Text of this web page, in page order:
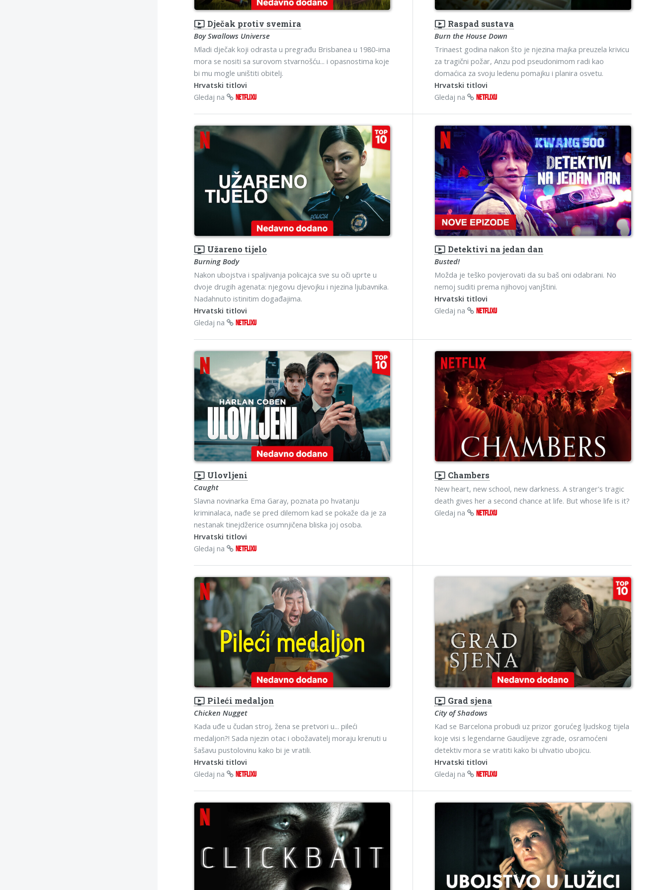
ondemand_video Dječak protiv svemira
Boy Swallows Universe
Mladi dječak koji odrasta u pregrađu Brisbanea u 1980-ima
mora se nositi sa surovom stvarnošću... i opasnostima koje
bi mu mogle uništiti obitelj.
Hrvatski titlovi
Gledaj na
NETFLIXU
ondemand_video Raspad sustava
Burn the House Down
Trinaest godina nakon što je njezina majka preuzela krivicu
za tragični požar, Anzu pod pseudonimom radi kao
domaćica za svoju ledenu pomajku i planira osvetu.
Hrvatski titlovi
Gledaj na
NETFLIXU
ondemand_video Užareno tijelo
Burning Body
Nakon ubojstva i spaljivanja policajca sve su oči uprte u
dvoje drugih agenata: njegovu djevojku i njezina ljubavnika.
Nadahnuto istinitim događajima.
Hrvatski titlovi
Gledaj na
NETFLIXU
ondemand_video Detektivi na jedan dan
Busted!
Možda je teško povjerovati da su baš oni odabrani. No
nemoj suditi prema njihovoj vanjštini.
Hrvatski titlovi
Gledaj na
NETFLIXU
ondemand_video Ulovljeni
Caught
Slavna novinarka Ema Garay, poznata po hvatanju
kriminalaca, nađe se pred dilemom kad se pokaže da je za
nestanak tinejdžerice osumnjičena bliska joj osoba.
Hrvatski titlovi
Gledaj na
NETFLIXU
ondemand_video Chambers
New heart, new school, new darkness. A stranger's tragic
death gives her a second chance at life. But whose life is it?
Gledaj na
NETFLIXU
ondemand_video Pileći medaljon
Chicken Nugget
Kada uđe u čudan stroj, žena se pretvori u... pileći
medaljon?! Sada njezin otac i obožavatelj moraju krenuti u
šašavu pustolovinu kako bi je vratili.
Hrvatski titlovi
Gledaj na
NETFLIXU
ondemand_video Grad sjena
City of Shadows
Kad se Barcelona probudi uz prizor gorućeg ljudskog tijela
koje visi s legendarne Gaudíjeve zgrade, osramoćeni
detektiv mora se vratiti kako bi uhvatio ubojicu.
Hrvatski titlovi
Gledaj na
NETFLIXU